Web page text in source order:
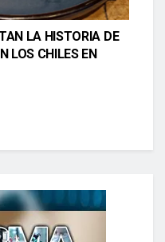
LA HISTORIA DE
LOS CHILES EN